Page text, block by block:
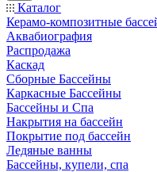
Каталог
Керамо-композитные
Аквабиография
Распродажа
Каскад
Сборные Бассейны
Каркасные Бассейны
Бассейны и Спа
Накрытия на бассейн
Покрытие под бассейн
Ледяные ванны
Бассейны, купели, спа